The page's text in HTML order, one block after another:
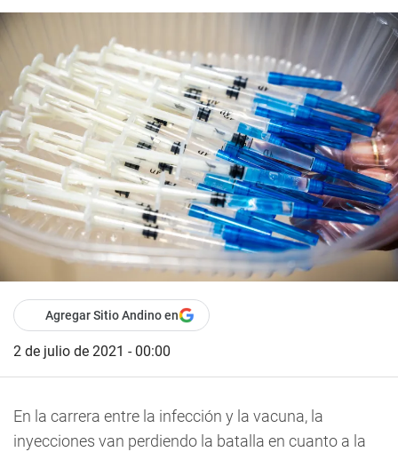
Agregar Sitio Andino en
2 de julio de 2021 - 00:00
En la carrera entre la infección y la vacuna, la
inyecciones van perdiendo la batalla en cuanto a la